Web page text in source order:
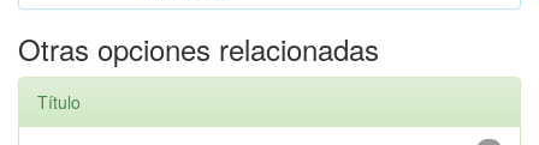
Otras opciones relacionadas
Título